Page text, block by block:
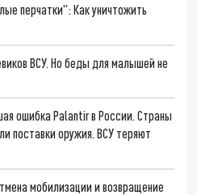
перчатки": Как уничтожить
ВСУ. Но беды для малышей не
ошибка Palantir в России. Страны
поставки оружия. ВСУ теряют
мобилизации и возвращение